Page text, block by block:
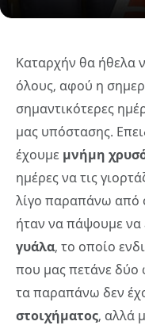
Καταρχήν θα ήθελα
όλους, αφού η
σημαντικότερες
μας υπόστασης.
έχουμε μνήμη
ημέρες να τις
λίγο παραπάνω από
ήταν να πάψουμε να
γυάλα, το οποίο
που μας πετάνε δύο
τα παραπάνω δεν
στοιχήματος, αλλά